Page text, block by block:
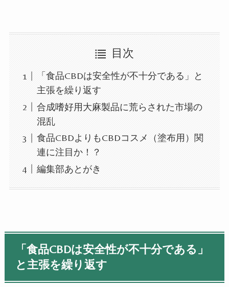
目次
「食品CBDは安全性が不十分である」と
主張を繰り返す
合成嗜好用大麻製品に荒らされた市場の
混乱
食品CBDよりもCBDコスメ（塗布用）関
連に注目か！？
編集部あとがき
「食品CBDは安全性が不十分である」
と主張を繰り返す